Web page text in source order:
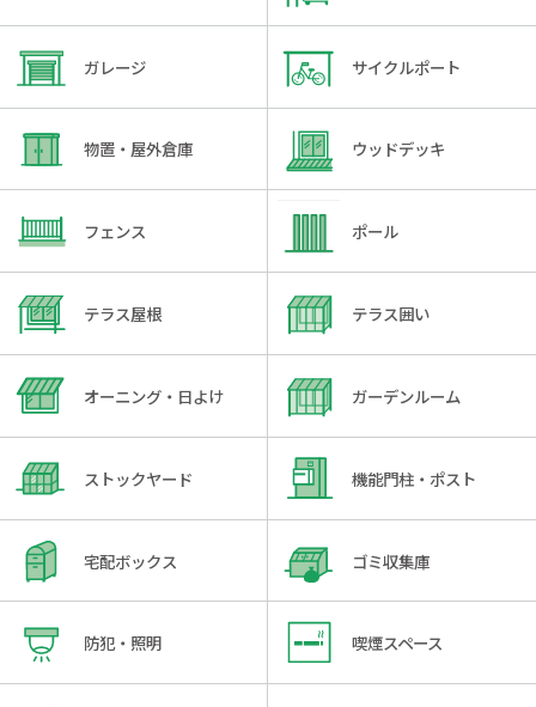
ガレージ サイクルポート
物置・屋外倉庫 ウッドデッキ
フェンス ポール
テラス屋根 テラス囲い
オーニング・日よけ ガーデンルーム
ストックヤード 機能門柱・ポスト
宅配ボックス ゴミ収集庫
防犯・照明 喫煙スペース